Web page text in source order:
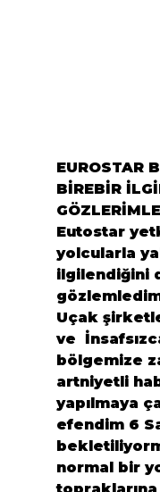
EUROSTAR
BİREBİR
Eutostar
yolcularla
ilgilendiğini
Uçak
ve
bölgemize
artniyetli
yapılmaya
efendim 6
normal bir